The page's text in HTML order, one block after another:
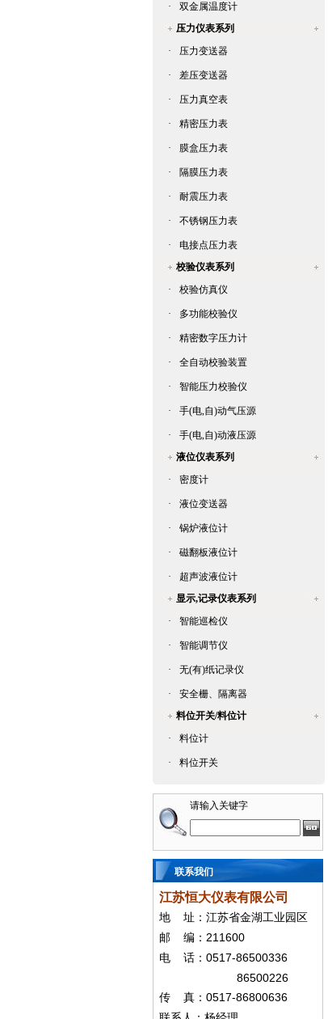
·
双金属温度计
压力仪表系列
·
压力变送器
· 差压变送器
· 压力真空表
· 精密压力表
· 膜盒压力表
· 隔膜压力表
· 耐震压力表
· 不锈钢压力表
·
电接点压力表
校验仪表系列
·
校验仿真仪
· 多功能校验仪
· 精密数字压力计
· 全自动校验装置
· 智能压力校验仪
· 手(电,自)动气压源
·
手(电,自)动液压源
液位仪表系列
·
密度计
· 液位变送器
· 锅炉液位计
· 磁翻板液位计
·
超声波液位计
显示,记录仪表系列
·
智能巡检仪
· 智能调节仪
· 无(有)纸记录仪
·
安全栅、隔离器
料位开关/料位计
·
料位计
· 料位开关
请输入关键字
联系我们
江苏恒大仪表有限公司
地
址：江苏省金湖工业园区
邮
编： 211600
电 话： 0517-86500336
86500226
传 真： 0517-86800636